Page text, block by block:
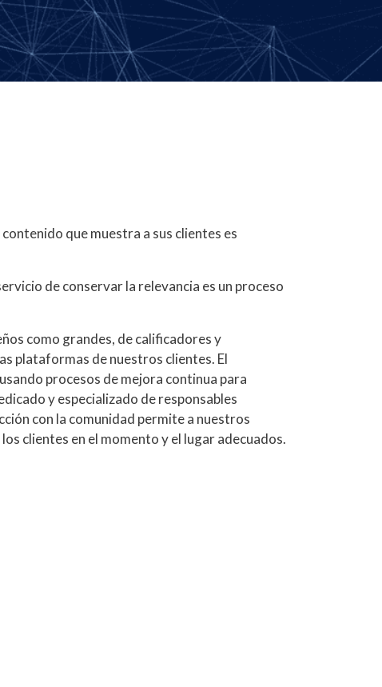
que muestra a sus clientes es
de conservar la relevancia es un proceso
como grandes, de calificadores y
plataformas de nuestros clientes. El
procesos de mejora continua para
y especializado de responsables
con la comunidad permite a nuestros
clientes en el momento y el lugar adecuados.